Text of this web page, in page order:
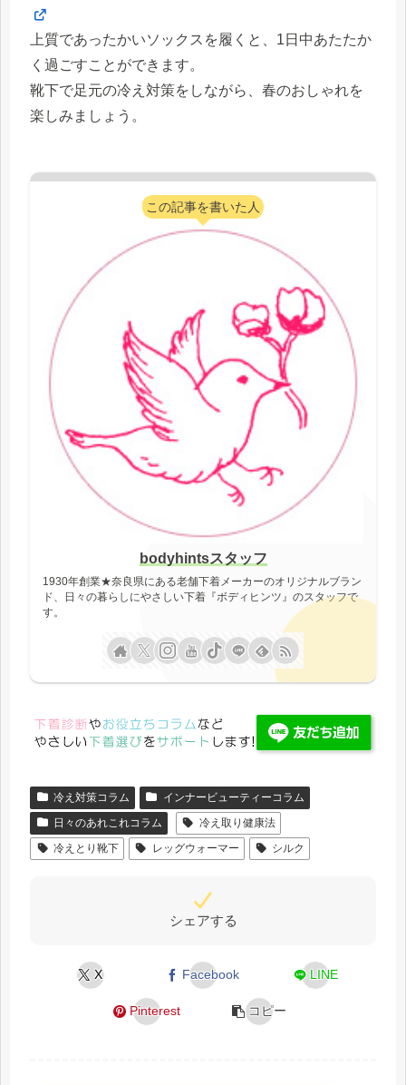
上質であったかいソックスを履くと、1日中あたたか
く過ごすことができます。
靴下で足元の冷え対策をしながら、春のおしゃれを
楽しみましょう。
この記事を書いた人
bodyhintsスタッフ
1930年創業★奈良県にある老舗下着メーカーのオリジナルブラン
ド、日々の暮らしにやさしい下着『ボディヒンツ』のスタッフで
す。
冷え対策コラム
インナービューティーコラム
日々のあれこれコラム
冷え取り健康法
冷えとり靴下
レッグウォーマー シルク
シェアする
X Facebook LINE
Pinterest コピー